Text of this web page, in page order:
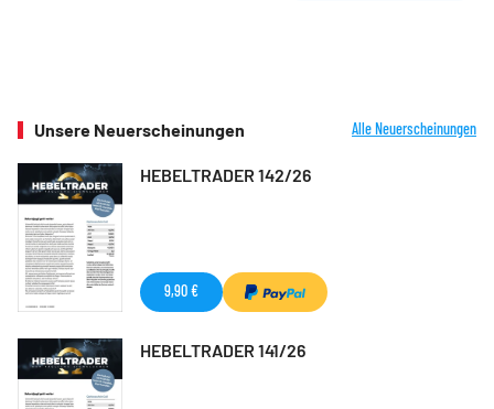
Unsere Neuerscheinungen Alle Neuerscheinungen
HEBELTRADER 142/26
9,90 €
HEBELTRADER 141/26